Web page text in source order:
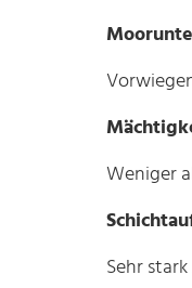
Weniger
Sehr